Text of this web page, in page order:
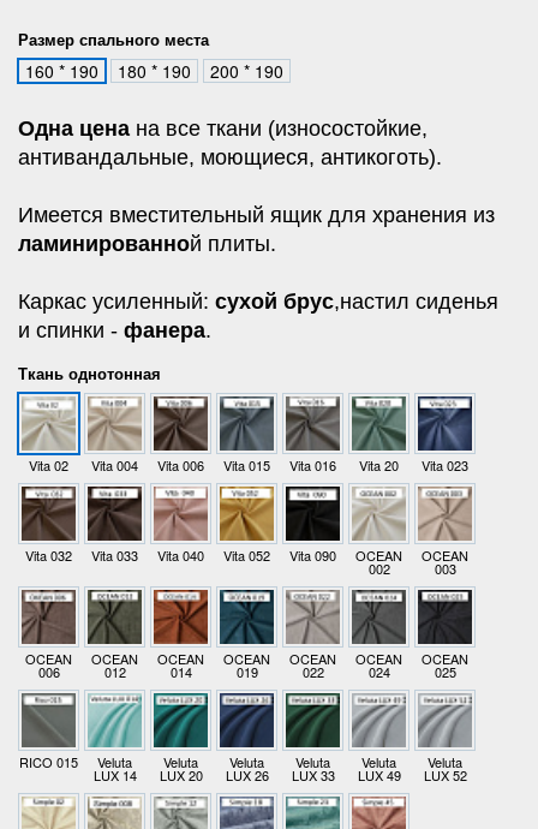
Размер спального места
160 * 190 180 * 190 200 * 190
Одна цена на все ткани (износостойкие,
антивандальные, моющиеся, антикоготь).
Имеется вместительный ящик для хранения из
ламинированной плиты.
Каркас усиленный: сухой брус,настил сиденья
и спинки - фанера.
Ткань однотонная
Vita 02 Vita 004 Vita 006 Vita 015 Vita 016 Vita 20 Vita 023
Vita 032 Vita 033 Vita 040 Vita 052 Vita 090 OCEAN
002
OCEAN
003
OCEAN
006
OCEAN
012
OCEAN
014
OCEAN
019
OCEAN
022
OCEAN
024
OCEAN
025
RICO 015 Veluta
LUX 14
Veluta
LUX 20
Veluta
LUX 26
Veluta
LUX 33
Veluta
LUX 49
Veluta
LUX 52